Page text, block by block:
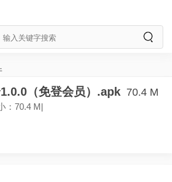
（免登会员）.apk 70.4 M
：70.4 M|